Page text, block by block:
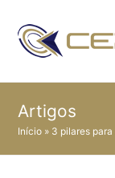
Artigos
Início » 3 pilares